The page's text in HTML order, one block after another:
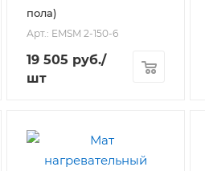
пола)
Арт.: EMSM 2-150-6
19 505 руб./
шт